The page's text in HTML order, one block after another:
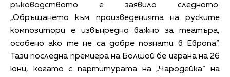
ръководството е заявило следното:
„Обръщането към произведенията на руските
композитори е извънредно важно за театъра,
особено ако те не са добре познати в Европа“.
Тази последна премиера на Болшой бе играна на 26
юни, когато с партитурата на „Чародейка“ на